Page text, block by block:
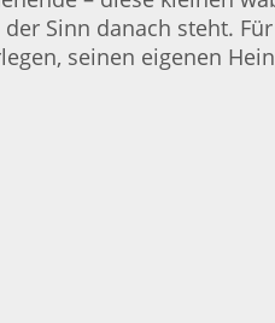
Sinn danach steht.
seinen eigenen